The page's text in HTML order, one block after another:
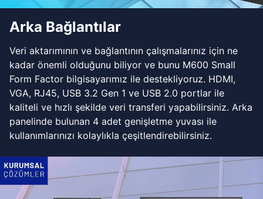
Arka Bağlantılar
Veri aktarımının ve bağlantının çalışmalarınız için ne
kadar önemli olduğunu biliyor ve bunu M600 Small
Form Factor bilgisayarımız ile destekliyoruz. HDMI,
VGA, RJ45, USB 3.2 Gen 1 ve USB 2.0 portlar ile
kaliteli ve hızlı şekilde veri transferi yapabilirsiniz. Arka
panelinde bulunan 4 adet genişletme yuvası ile
kullanımlarınızı kolaylıkla çeşitlendirebilirsiniz.